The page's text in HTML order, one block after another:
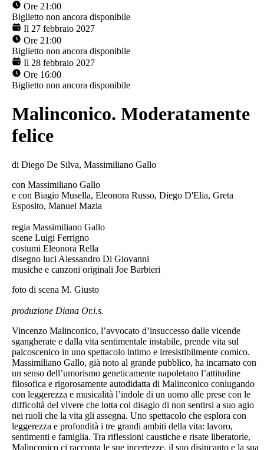
Ore 21:00
Biglietto non ancora disponibile
Il 27 febbraio 2027
Ore 21:00
Biglietto non ancora disponibile
Il 28 febbraio 2027
Ore 16:00
Biglietto non ancora disponibile
Malinconico. Moderatamente
felice
di Diego De Silva, Massimiliano Gallo
con Massimiliano Gallo
e con Biagio Musella, Eleonora Russo, Diego D'Elia, Greta
Esposito, Manuel Mazia
regia Massimiliano Gallo
scene Luigi Ferrigno
costumi Eleonora Rella
disegno luci Alessandro Di Giovanni
musiche e canzoni originali Joe Barbieri
foto di scena M. Giusto
produzione Diana Or.i.s.
Vincenzo Malinconico, l’avvocato d’insuccesso dalle vicende
sgangherate e dalla vita sentimentale instabile, prende vita sul
palcoscenico in uno spettacolo intimo e irresistibilmente comico.
Massimiliano Gallo, già noto al grande pubblico, ha incarnato con
un senso dell’umorismo geneticamente napoletano l’attitudine
filosofica e rigorosamente autodidatta di Malinconico coniugando
con leggerezza e musicalità l’indole di un uomo alle prese con le
difficoltà del vivere che lotta col disagio di non sentirsi a suo agio
nei ruoli che la vita gli assegna. Uno spettacolo che esplora con
leggerezza e profondità i tre grandi ambiti della vita: lavoro,
sentimenti e famiglia. Tra riflessioni caustiche e risate liberatorie,
Malinconico ci racconta le sue incertezze, il suo disincanto e la sua